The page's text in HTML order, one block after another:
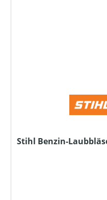
Stihl Benzin-